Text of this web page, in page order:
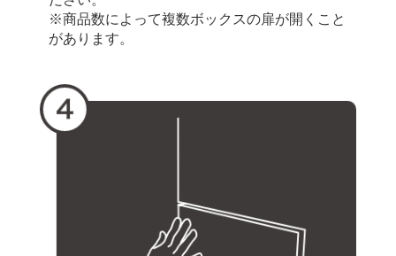
※商品数によって複数ボックスの扉が開くこと
があります。